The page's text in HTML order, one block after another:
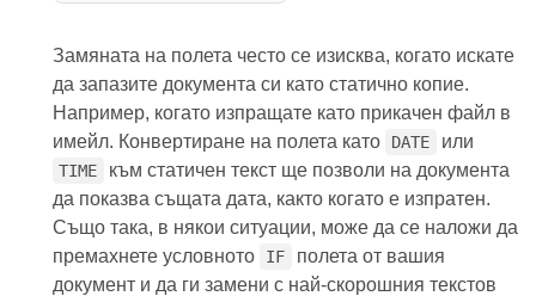
Замяната на полета често се изисква, когато искате
да запазите документа си като статично копие.
Например, когато изпращате като прикачен файл в
имейл. Конвертиране на полета като
DATE или
TIME
към статичен текст ще позволи на документа
да показва същата дата, както когато е изпратен.
Също така, в някои ситуации, може да се наложи да
премахнете условното
IF
полета от вашия
документ и да ги замени с най-скорошния текстов